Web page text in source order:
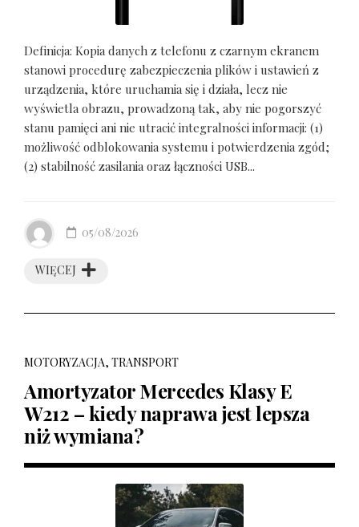
Definicja: Kopia danych z telefonu z czarnym ekranem
stanowi procedurę zabezpieczenia plików i ustawień z
urządzenia, które uruchamia się i działa, lecz nie
wyświetla obrazu, prowadzoną tak, aby nie pogorszyć
stanu pamięci ani nie utracić integralności informacji: (1)
możliwość odblokowania systemu i potwierdzenia zgód;
(2) stabilność zasilania oraz łączności USB...
WIĘCEJ
05/08/2026
MOTORYZACJA, TRANSPORT
Amortyzator Mercedes Klasy E
W212 – kiedy naprawa jest lepsza
niż wymiana?